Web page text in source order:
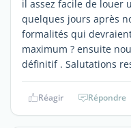
il assez facile de louer
quelques jours après
formalités qui
maximum ? ensuite
définitif . Salutations
Réagir Répondre